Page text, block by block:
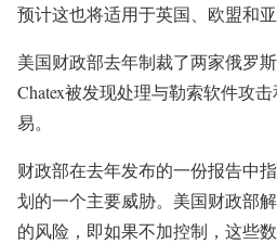
预计这也将适用于英国、欧盟和亚
美国财政部去年制裁了两家俄罗
Chatex被发现处理与勒索软件攻
易。
财政部在去年发布的一份报告中
划的一个主要威胁。美国财政部
的风险，即如果不加控制，这些